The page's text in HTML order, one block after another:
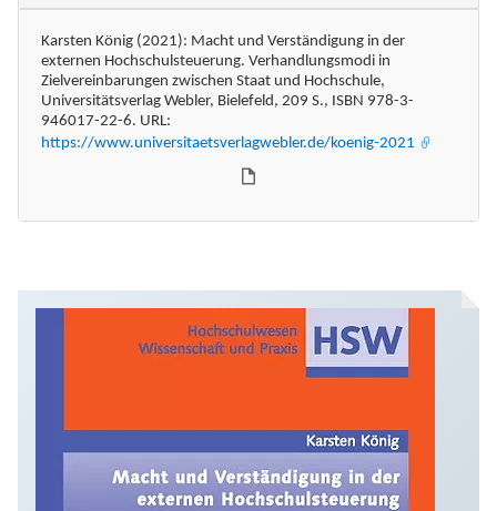
Karsten König (2021): Macht und Verständigung in der
externen Hochschulsteuerung. Verhandlungsmodi in
Zielvereinbarungen zwischen Staat und Hochschule,
Universitätsverlag Webler, Bielefeld, 209 S., ISBN 978-3-
946017-22-6. URL:
https://www.universitaetsverlagwebler.de/koenig-2021